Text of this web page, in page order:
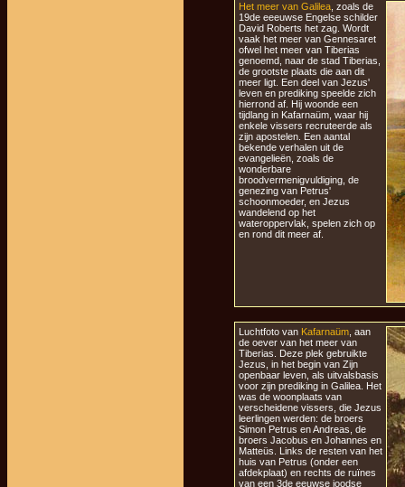
Het meer van Galilea , zoals de
19de eeeuwse Engelse schilder
David Roberts het zag. Wordt
vaak het meer van Gennesaret
ofwel het meer van Tiberias
genoemd, naar de stad Tiberias,
de grootste plaats die aan dit
meer ligt. Een deel van Jezus'
leven en prediking speelde zich
hierrond af. Hij woonde een
tijdlang in Kafarnaüm, waar hij
enkele vissers recruteerde als
zijn apostelen. Een aantal
bekende verhalen uit de
evangelieën, zoals de
wonderbare
broodvermenigvuldiging, de
genezing van Petrus'
schoonmoeder, en Jezus
wandelend op het
wateroppervlak, spelen zich op
en rond dit meer af.
Luchtfoto van Kafarnaüm , aan
de oever van het meer van
Tiberias. Deze plek gebruikte
Jezus, in het begin van Zijn
openbaar leven, als uitvalsbasis
voor zijn prediking in Galilea. Het
was de woonplaats van
verscheidene vissers, die Jezus
leerlingen werden: de broers
Simon Petrus en Andreas, de
broers Jacobus en Johannes en
Matteüs. Links de resten van het
huis van Petrus (onder een
afdekplaat) en rechts de ruïnes
van een 3de eeuwse joodse